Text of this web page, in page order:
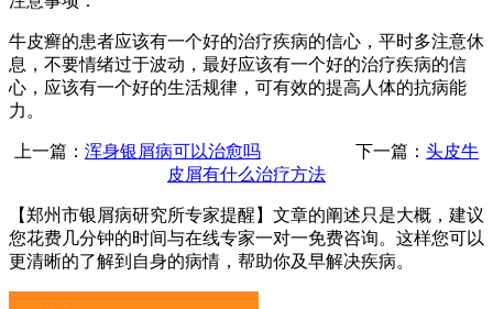
牛皮癣的患者应该有一个好的治疗疾病的信心，平时多注意休
息，不要情绪过于波动，最好应该有一个好的治疗疾病的信
心，应该有一个好的生活规律，可有效的提高人体的抗病能
力。
上一篇： 浑身银屑病可以治愈吗 下一篇：头皮牛
皮屑有什么治疗方法
【郑州市银屑病研究所专家提醒】 文章的阐述只是大概，建议
您花费几分钟的时间与在线专家一对一免费咨询。这样您可以
更清晰的了解到自身的病情，帮助你及早解决疾病。